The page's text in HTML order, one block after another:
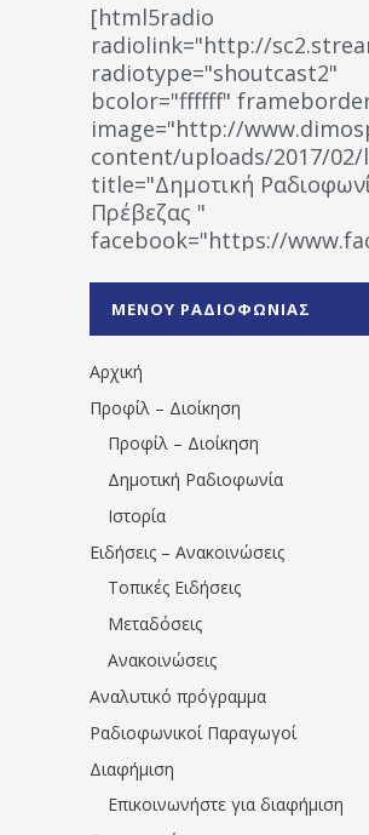
[html5radio
radiolink="http://
radiotype="shoutcast2"
bcolor="ffffff"
image="http://
content/uploads/2017/
title="Δημοτική
Πρέβεζας "
facebook="https://
1531194763766854/"
ΜΕΝΟΥ ΡΑΔΙΟΦΩΝΙΑΣ
Αρχική
Προφίλ – Διοίκηση
Προφίλ – Διοίκηση
Δημοτική Ραδιοφωνία
Ιστορία
Ειδήσεις – Ανακοινώσεις
Τοπικές Ειδήσεις
Μεταδόσεις
Ανακοινώσεις
Αναλυτικό πρόγραμμα
Ραδιοφωνικοί Παραγωγοί
Διαφήμιση
Επικοινωνήστε για διαφήμιση